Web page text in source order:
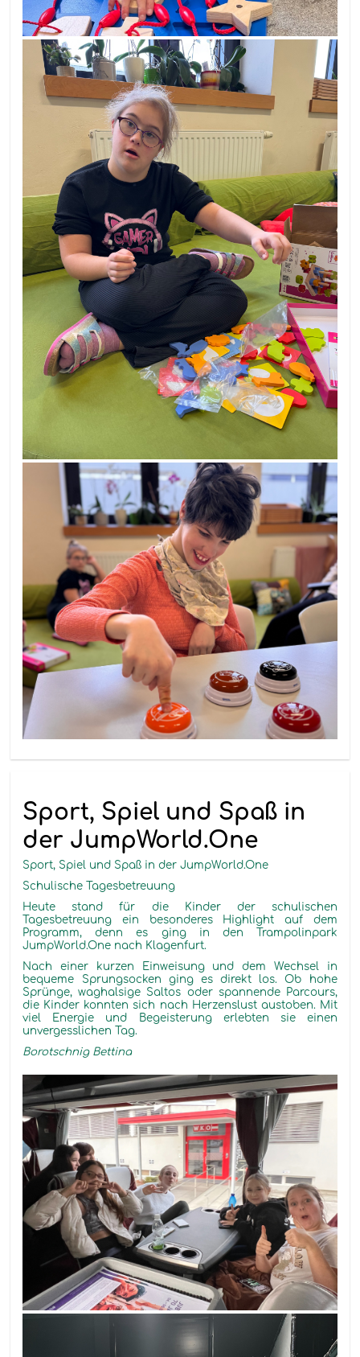
Sport, Spiel und Spaß in
der JumpWorld.One
Sport, Spiel und Spaß in der JumpWorld.One
Schulische Tagesbetreuung
Heute stand für die Kinder der schulischen
Tagesbetreuung ein besonderes Highlight auf dem
Programm, denn es ging in den Trampolinpark
JumpWorld.One nach Klagenfurt.
Nach einer kurzen Einweisung und dem Wechsel in
bequeme Sprungsocken ging es direkt los. Ob hohe
Sprünge, waghalsige Saltos oder spannende Parcours,
die Kinder konnten sich nach Herzenslust austoben. Mit
viel Energie und Begeisterung erlebten sie einen
unvergesslichen Tag.
Borotschnig Bettina